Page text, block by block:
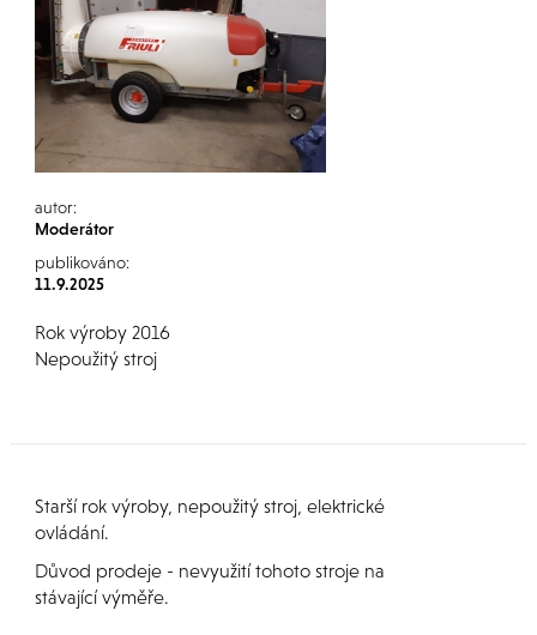
autor:
Moderátor
publikováno:
11.9.2025
Rok výroby 2016
Nepoužitý stroj
Starší rok výroby, nepoužitý stroj, elektrické
ovládání.
Důvod prodeje - nevyužití tohoto stroje na
stávající výměře.